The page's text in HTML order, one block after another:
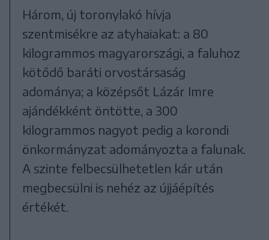
Három, új toronylakó hívja
szentmisékre az atyhaiakat: a 80
kilogrammos magyarországi, a faluhoz
kötődő baráti orvostársaság
adománya; a középsőt Lázár Imre
ajándékként öntötte, a 300
kilogrammos nagyot pedig a korondi
önkormányzat adományozta a falunak.
A szinte felbecsülhetetlen kár után
megbecsülni is nehéz az újjáépítés
értékét.